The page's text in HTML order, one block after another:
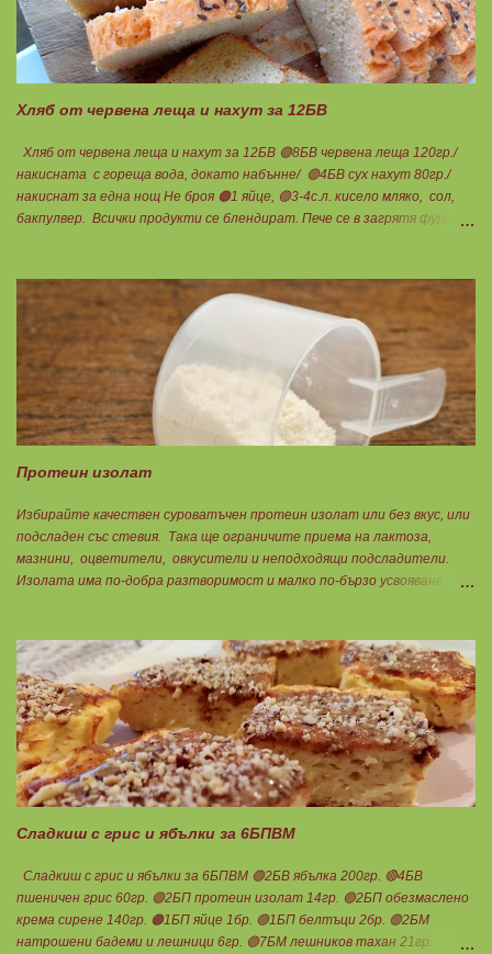
Хляб от червена леща и нахут за 12БВ
Хляб от червена леща и нахут за 12БВ 🟢8БВ червена леща 120гр./
накисната с гореща вода, докато набънне/ 🟢4БВ сух нахут 80гр./
накиснат за една нощ Не броя 🟠1 яйце, 🟢3-4с.л. кисело мляко, сол,
бакпулвер. Всички продукти се блендират. Пече се в загрятя фурна
Протеин изолат
Избирайте качествен суроватъчен протеин изолат или без вкус, или
подсладен със стевия. Така ще ограничите приема на лактоза,
мазнини, оцветители, овкусители и неподходящи подсладители.
Изолата има по-добра разтворимост и малко по-бързо усвояване.
филтрация при качествените продукти отстранява млечната захар
и по този начин се избягват проблемите със алергии, задържане на
вода, подуване на стомаха, диария или друг тип дискомфорт.
Сладкиш с грис и ябълки за 6БПВМ
Сладкиш с грис и ябълки за 6БПВМ 🟢2БВ ябълка 200гр. 🔴4БВ
пшеничен грис 60гр. 🟢2БП протеин изолат 14гр. 🟢2БП обезмаслено
крема сирене 140гр. 🟠1БП яйце 1бр. 🟢1БП белтъци 2бр. 🟢2БМ
натрошени бадеми и лешници 6гр. 🟢7БМ лешников тахан 21гр.